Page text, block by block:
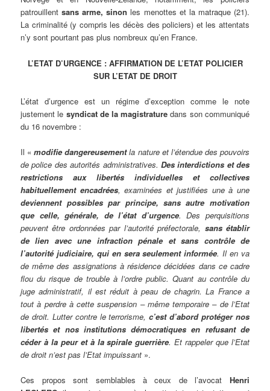
patrouillentsans arme, sinon les menottes et la matraque (21).
La criminalité (y compris les décès des policiers) et les attentats
n’y sont pourtant pas plus nombreux qu’en France.
L’ETAT D’URGENCE : AFFIRMATION DE L’ETAT POLICIER
SUR L’ETAT DE DROIT
L’état d’urgence est un régime d’exception comme le note
justement le syndicat de la magistrature dans son communiqué
du 16 novembre :
Il «modifie dangereusementla nature et l’étendue des pouvoirs
de police des autorités administratives. Des interdictions et des
restrictions aux libertés individuelles et collectives
habituellement encadrées, examinées et justifiées une à une
deviennent possibles par principe, sans autre motivation
que celle, générale, de l’état d’urgence. Des perquisitions
peuvent être ordonnées par l’autorité préfectorale, sans établir
de lien avec une infraction pénale et sans contrôle de
l’autorité judiciaire, qui en sera seulement informée. Il en va
de même des assignations à résidence décidées dans ce cadre
flou du risque de trouble à l’ordre public. Quant au contrôle du
juge administratif, il est réduit à peau de chagrin. La France a
tout à perdre à cette suspension – même temporaire – de l’Etat
de droit. Lutter contre le terrorisme,c’est d’abord protéger nos
libertés et nos institutions démocratiques en refusant de
céder à la peur et à la spirale guerrière. Et rappeler que l’Etat
de droit n’est pas l’Etat impuissant ».
Ces propos sont semblables à ceux de l’avocat Henri